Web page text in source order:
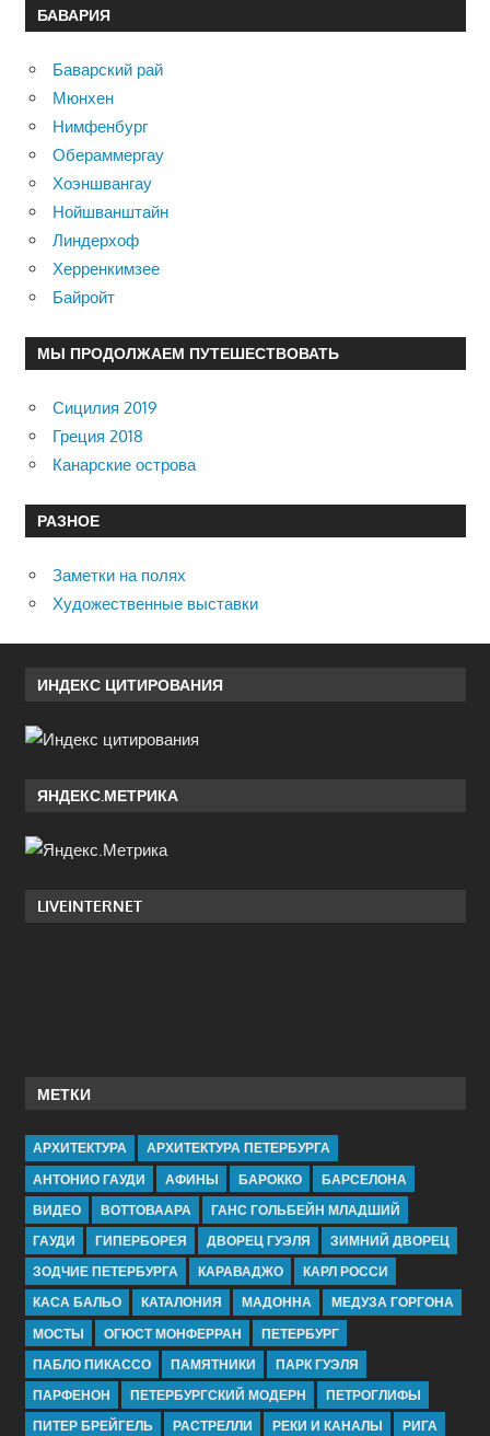
БАВАРИЯ
Баварский рай
Мюнхен
Нимфенбург
Обераммергау
Хоэншвангау
Нойшванштайн
Линдерхоф
Херренкимзее
Байройт
МЫ ПРОДОЛЖАЕМ ПУТЕШЕСТВОВАТЬ
Сицилия 2019
Греция 2018
Канарские острова
РАЗНОЕ
Заметки на полях
Художественные выставки
ИНДЕКС ЦИТИРОВАНИЯ
ЯНДЕКС.МЕТРИКА
LIVEINTERNET
МЕТКИ
АРХИТЕКТУРА
АРХИТЕКТУРА ПЕТЕРБУРГА
АНТОНИО ГАУДИ
АФИНЫ БАРОККО
БАРСЕЛОНА
ВИДЕО
ВОТТОВААРА
ГАНС ГОЛЬБЕЙН МЛАДШИЙ
ГАУДИ
ГИПЕРБОРЕЯ ДВОРЕЦ ГУЭЛЯ
ЗИМНИЙ ДВОРЕЦ
ЗОДЧИЕ ПЕТЕРБУРГА
КАРАВАДЖО
КАРЛ РОССИ
КАСА БАЛЬО
КАТАЛОНИЯ МАДОННА
МЕДУЗА ГОРГОНА
МОСТЫ
ОГЮСТ МОНФЕРРАН
ПЕТЕРБУРГ
ПАБЛО ПИКАССО
ПАМЯТНИКИ
ПАРК ГУЭЛЯ
ПАРФЕНОН
ПЕТЕРБУРГСКИЙ МОДЕРН
ПЕТРОГЛИФЫ
ПИТЕР БРЕЙГЕЛЬ
РАСТРЕЛЛИ РЕКИ И КАНАЛЫ РИГА